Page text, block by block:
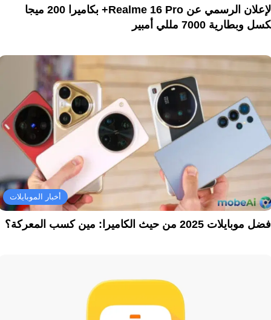
الإعلان الرسمي عن Realme 16 Pro+ بكاميرا 200 ميجا
وبطارية 7000 مللي أمبير
أخبار الموبايلات
موبايلات 2025 من حيث الكاميرا: مين كسب المعركة؟